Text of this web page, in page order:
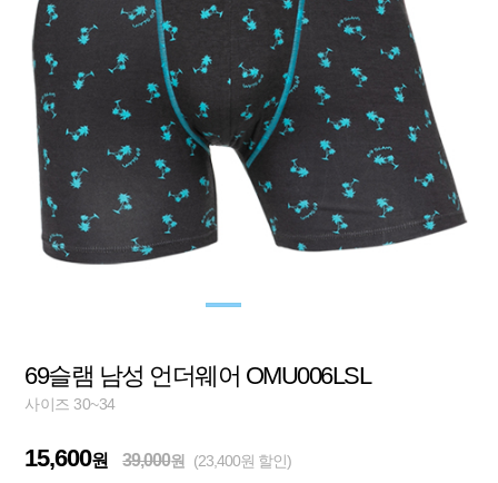
69슬램 남성 언더웨어 OMU006LSL
사이즈 30~34
15,600원 39,000원 (23,400원 할인)